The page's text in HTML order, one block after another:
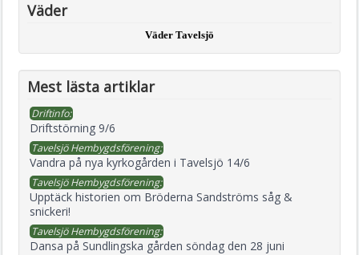
Väder
Väder Tavelsjö
Mest lästa artiklar
Driftinfo:
Driftstörning 9/6
Tavelsjö Hembygdsförening:
Vandra på nya kyrkogården i Tavelsjö 14/6
Tavelsjö Hembygdsförening:
Upptäck historien om Bröderna Sandströms såg &
snickeri!
Tavelsjö Hembygdsförening:
Dansa på Sundlingska gården söndag den 28 juni